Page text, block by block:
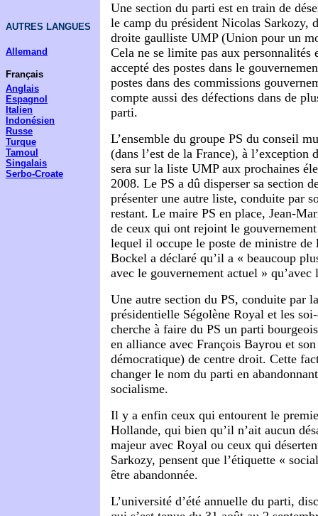
AUTRES LANGUES
Allemand
Français
Anglais
Espagnol
Italien
Indonésien
Russe
Turque
Tamoul
Singalais
Serbo-Croate
Une section du parti est en train de
le camp du président Nicolas Sarkozy,
droite gaulliste UMP (Union pour un
Cela ne se limite pas aux personnalités
accepté des postes dans le
postes dans des commissions
compte aussi des défections dans de
parti.
L’ensemble du groupe PS du conseil
(dans l’est de la France), à l’exception
sera sur la liste UMP aux prochaines
2008. Le PS a dû disperser sa section
présenter une autre liste, conduite par
restant. Le maire PS en place, Jean-
de ceux qui ont rejoint le
lequel il occupe le poste de ministre de
Bockel a déclaré qu’il a « beaucoup
avec le gouvernement actuel »
Une autre section du PS, conduite par
présidentielle Ségolène Royal et les
cherche à faire du PS un parti
en alliance avec François Bayrou et
démocratique) de centre droit. Cette
changer le nom du parti en
socialisme.
Il y a enfin ceux qui entourent le
Hollande, qui bien qu’il n’ait aucun
majeur avec Royal ou ceux qui
Sarkozy, pensent que l’étiquette «
être abandonnée.
L’université d’été annuelle du parti,